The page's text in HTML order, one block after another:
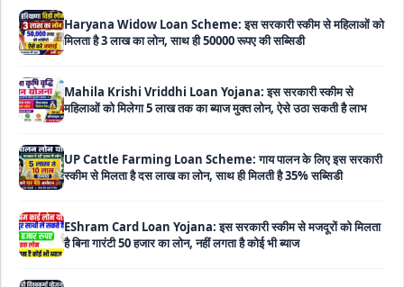
Mahila Krishi Vriddhi Loan Yojana: इस सरकारी स्कीम से
UP Cattle Farming Loan Scheme: गाय पालन के लिए इस सरकारी
स्कीम से मिलता है दस लाख का लोन, साथ ही मिलती है 35% सब्सिडी
EShram Card Loan Yojana: इस सरकारी स्कीम से मजदूरों को मिलता
PM Vishwakarma Yojana Loan: अब PM विश्वकर्मा योजना के तहत